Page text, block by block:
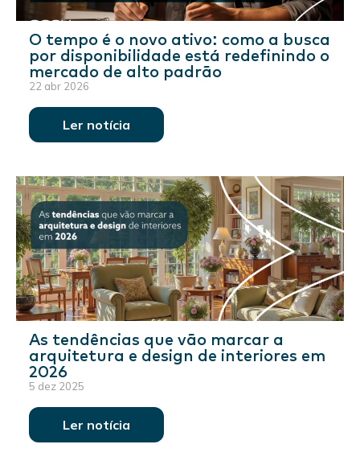
O tempo é o novo ativo: como a busca
por disponibilidade está redefinindo o
mercado de alto padrão
22 abr 2026
Ler notícia
As tendências que vão marcar a
arquitetura e design de interiores em
2026
5 dez 2025
Ler notícia